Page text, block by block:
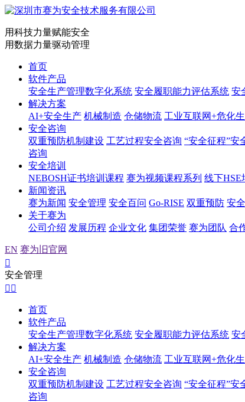
用科技力量赋能安全
用数据力量驱动管理
首页
软件产品
安全生产管理数字化系统 安全履职能力评估系统 安
解决方案
AI+安全生产 机械制造 仓储物流 工业互联网+危化
安全咨询
双重预防机制建设 工艺过程安全咨询 “安全征程”安
咨询
安全培训
NEBOSH证书培训课程 赛为视频课程系列 线下HSE
新闻资讯
赛为新闻 安全管理 安全百问 Go-RISE 双重预防 安
关于赛为
公司介绍 发展历程 企业文化 集团荣誉 赛为团队 合
EN 赛为旧官网

安全管理
 
首页
软件产品
安全生产管理数字化系统 安全履职能力评估系统 安
解决方案
AI+安全生产 机械制造 仓储物流 工业互联网+危化
安全咨询
双重预防机制建设 工艺过程安全咨询 “安全征程”安
咨询